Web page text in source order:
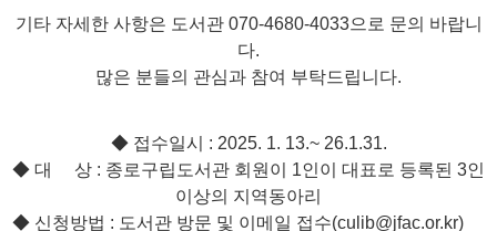
기타 자세한 사항은 도서관 070-4680-4033으로 문의 바랍니
다.
많은 분들의 관심과 참여 부탁드립니다.
◆ 접수일시 : 2025. 1. 13.~ 26.1.31.
◆ 대 상 : 종로구립도서관 회원이 1인이 대표로 등록된 3인
이상의 지역동아리
◆ 신청방법 : 도서관 방문 및 이메일 접수(culib@jfac.or.kr)